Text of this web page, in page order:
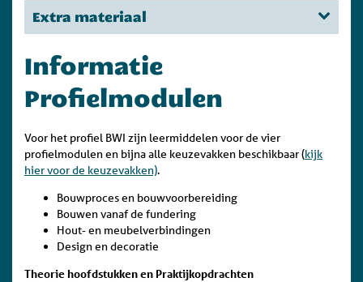
Extra materiaal
Informatie
Profielmodulen
Voor het profiel BWI zijn leermiddelen voor de vier
profielmodulen en bijna alle keuzevakken beschikbaar (kijk
hier voor de keuzevakken).
Bouwproces en bouwvoorbereiding
Bouwen vanaf de fundering
Hout- en meubelverbindingen
Design en decoratie
Theorie hoofdstukken en Praktijkopdrachten